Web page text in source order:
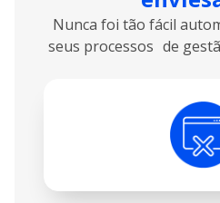
Nunca foi tão fácil
seus processos de